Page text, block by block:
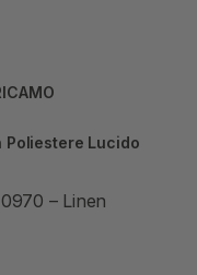
Poliestere Lucido
– Linen